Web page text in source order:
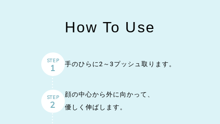
How To Use
STEP
1 手のひらに2～3プッシュ取ります。
STEP
2
顔の中心から外に向かって、
優しく伸ばします。